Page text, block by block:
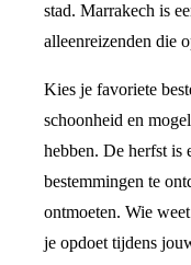
stad. Marrakech is
alleenreizenden die
Kies je favoriete
schoonheid en
hebben. De herfst is
bestemmingen te
ontmoeten. Wie
je opdoet tijdens